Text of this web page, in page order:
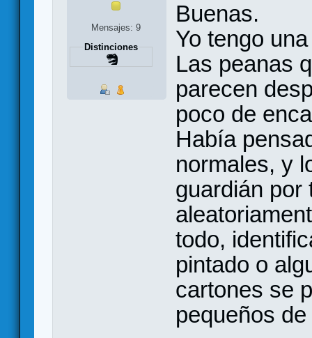
Mensajes: 9
Distinciones
Buenas.
Yo tengo
Las peanas
parecen
poco de
Había
normales, y
guardián por
todo,
pintado o
cartones se
pequeños